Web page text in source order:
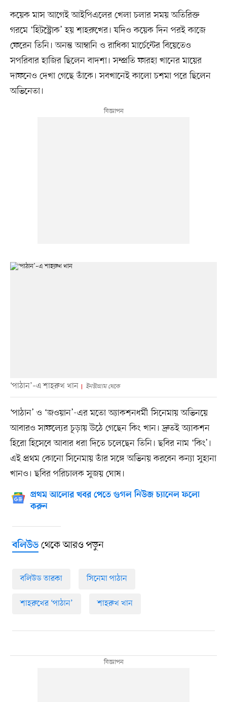
কয়েক মাস আগেই আইপিএলের খেলা চলার সময় অতিরিক্ত
গরমে ‘হিটস্ট্রোক’ হয় শাহরুখের। যদিও কয়েক দিন পরই কাজে
ফেরেন তিনি। অনন্ত আম্বানি ও রাধিকা মার্চেন্টের বিয়েতেও
সপরিবার হাজির ছিলেন বাদশা। সম্প্রতি ফারহা খানের মায়ের
দাফনেও দেখা গেছে তাঁকে। সবখানেই কালো চশমা পরে ছিলেন
অভিনেতা।
‘পাঠান’–এ শাহরুখ খান ইনস্টাগ্রাম থেকে
‘পাঠান’ ও ‘জওয়ান’-এর মতো অ্যাকশনধর্মী সিনেমায় অভিনয়ে
আবারও সাফল্যের চূড়ায় উঠে গেছেন কিং খান। দ্রুতই অ্যাকশন
হিরো হিসেবে আবার ধরা দিতে চলেছেন তিনি। ছবির নাম ‘কিং’।
এই প্রথম কোনো সিনেমায় তাঁর সঙ্গে অভিনয় করবেন কন্যা সুহানা
খানও। ছবির পরিচালক সুজয় ঘোষ।
প্রথম আলোর খবর পেতে গুগল নিউজ চ্যানেল ফলো
করুন
বলিউডথেকে আরও পড়ুন
বলিউড তারকা সিনেমা পাঠান
শাহরুখের ‘পাঠান’ শাহরুখ খান